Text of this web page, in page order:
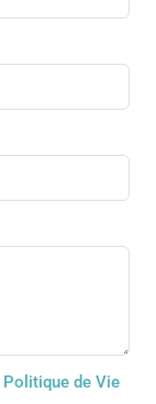
Politique de Vie